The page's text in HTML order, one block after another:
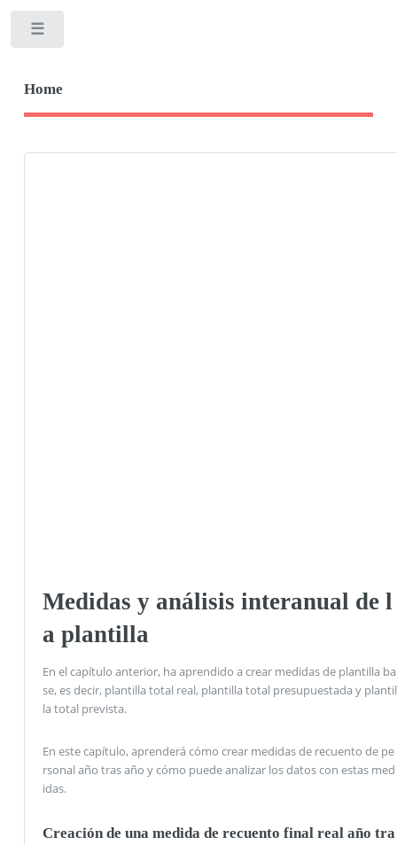
Home
Medidas y análisis interanual de l
a plantilla
En el capítulo anterior, ha aprendido a crear medidas de plantilla ba
se, es decir, plantilla total real, plantilla total presupuestada y plantil
la total prevista.
En este capítulo, aprenderá cómo crear medidas de recuento de pe
rsonal año tras año y cómo puede analizar los datos con estas med
idas.
Creación de una medida de recuento final real año tra